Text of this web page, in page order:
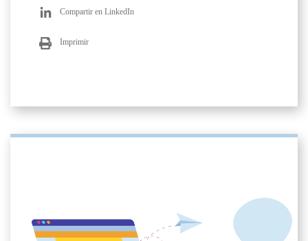
Compartir en LinkedIn
Imprimir